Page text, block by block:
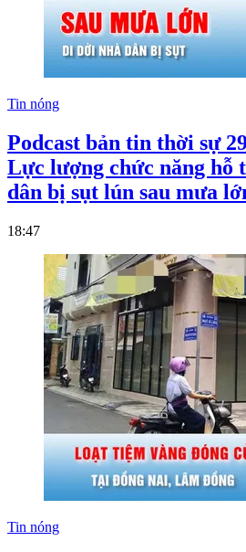
Tin nóng
Podcast bản tin thời sự
Lực lượng chức năng hỗ
dân bị sụt lún sau mưa
18:47
Tin nóng